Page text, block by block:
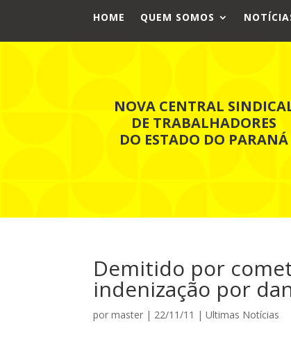
HOME QUEM SOMOS
NOVA CENTRAL
DE TRABALHADORES
DO ESTADO DO PARANÁ
Demitido por
indenização por
pormaster | 22/11/11 |Ultimas Notícias